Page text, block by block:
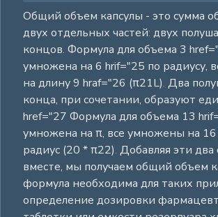
Общий объем капсулы - это сумма
двух отдельных частей: двух
концов. Формула для объема 3
умножена на 6 hrif="25 по радиусу,
на длину 9 hraf="26 (π21L). Два
конца, при сочетании, образуют
href="27 Формула для объема 13
умножена на π, все умножены на 16
радиус (20 * π22). Добавляя эти два
вместе, мы получаем общий объем
формула необходима для таких
определение дозировки